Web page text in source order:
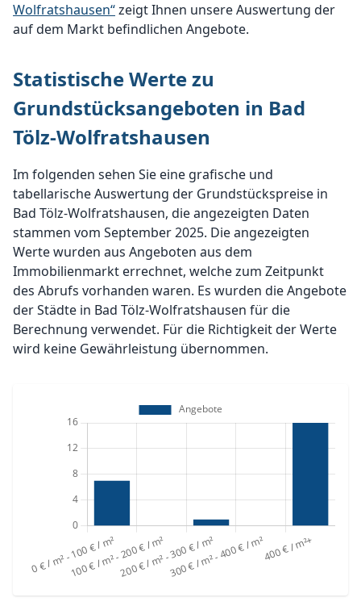
Wolfratshausen“zeigt Ihnen unsere Auswertung der
auf dem Markt befindlichen Angebote.
Statistische Werte zu
Grundstücksangeboten in Bad
Tölz-Wolfratshausen
Im folgenden sehen Sie eine grafische und
tabellarische Auswertung der Grundstückspreise in
Bad Tölz-Wolfratshausen, die angezeigten Daten
stammen vom September 2025. Die angezeigten
Werte wurden aus Angeboten aus dem
Immobilienmarkt errechnet, welche zum Zeitpunkt
des Abrufs vorhanden waren. Es wurden die Angebote
der Städte in Bad Tölz-Wolfratshausen für die
Berechnung verwendet. Für die Richtigkeit der Werte
wird keine Gewährleistung übernommen.